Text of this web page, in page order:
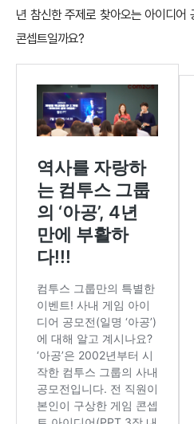
년 참신한 주제로 찾아오는 아이디어
콘셉트일까요?